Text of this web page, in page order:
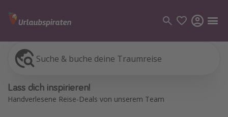
Suche & buche deine Traumreise
Lass dich inspirieren!
Handverlesene Reise-Deals von unserem Team
All Inclusive
Flüge